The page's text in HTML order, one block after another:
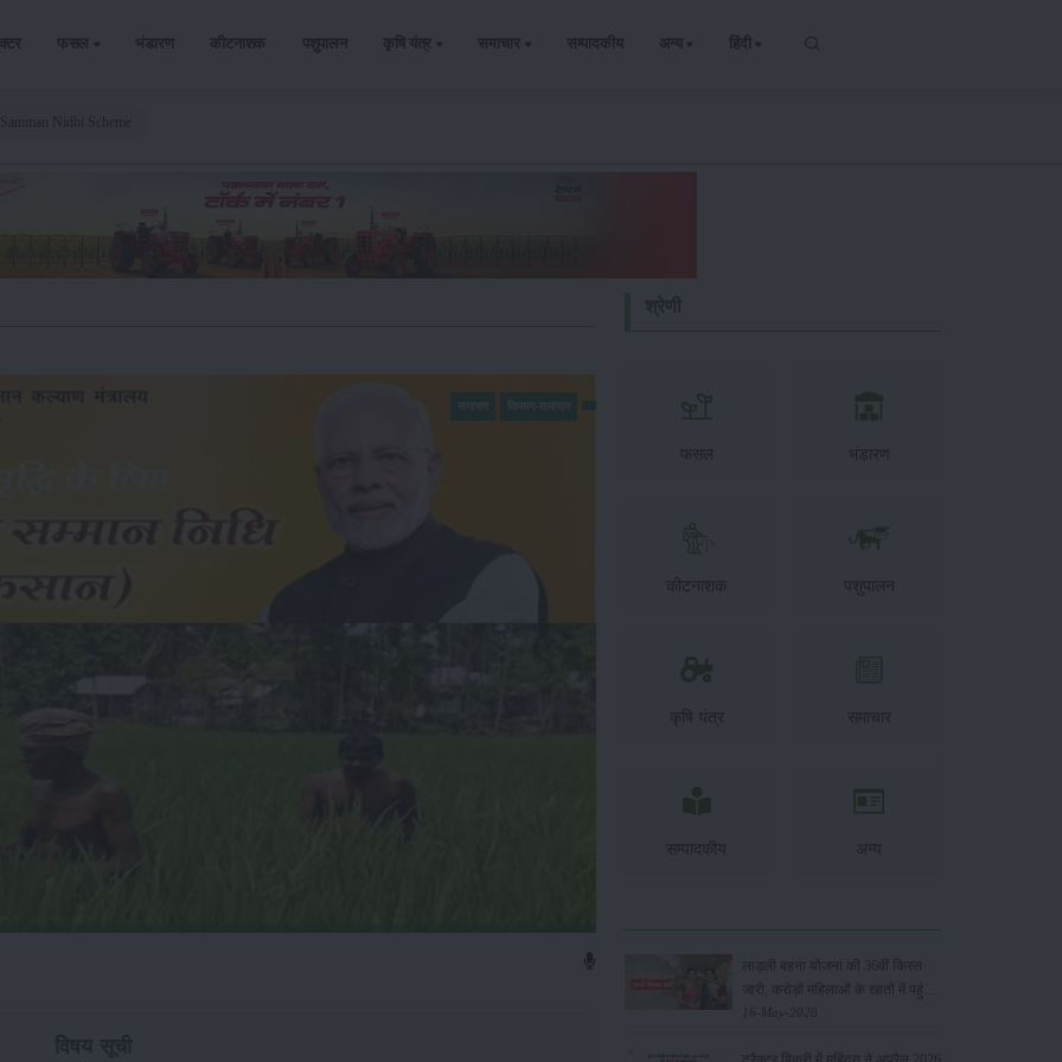
फसल भंडारण कीटनाशक पशुपालन कृषि यंत्र समाचार सम्पादकीय अन्य हिंदी
फसल भंडारण
कीटनाशक पशुपालन
कृषि यंत्र समाचार
सम्पादकीय अन्य
लाड़ली बहना योजना की 36वीं किस्त
जारी, करोड़ों महिलाओं के खातों में पहुंचे
1500 रुपये
16-May-2026